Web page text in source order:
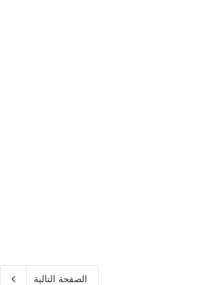
الصفحة التالية